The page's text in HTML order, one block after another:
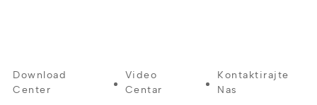
Download
Center
Video
Centar
Kontaktirajte
Nas